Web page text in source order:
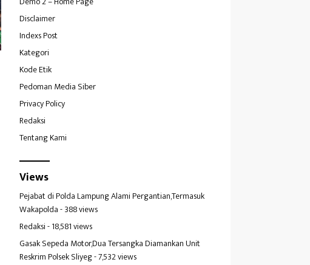
Disclaimer
Indexs Post
Kategori
Kode Etik
Pedoman Media Siber
Privacy Policy
Redaksi
Tentang Kami
Views
Pejabat di Polda Lampung Alami Pergantian,Termasuk
Wakapolda- 388 views
Redaksi- 18,581 views
Gasak Sepeda Motor,Dua Tersangka Diamankan Unit
Reskrim Polsek Sliyeg- 7,532 views